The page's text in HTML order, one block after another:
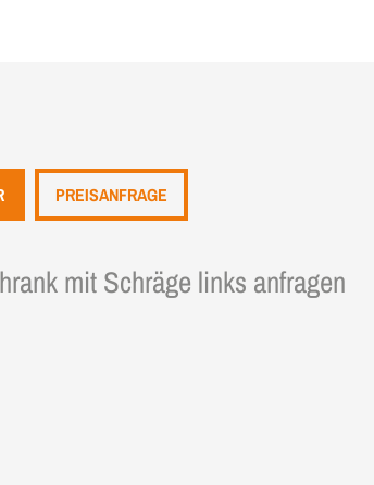
PREISANFRAGE
mit Schräge links anfragen